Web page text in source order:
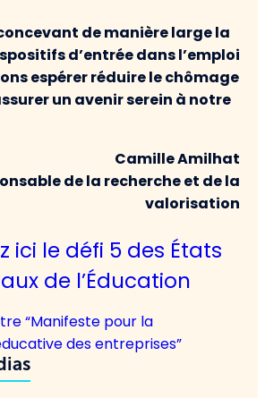
de manière large la
d’entrée dans l’emploi
espérer réduire le chômage
un avenir serein à notre
Camille Amilhat
de la recherche et de la
valorisation
ici le défi 5 des États
de l’Éducation
“Manifeste pour la
des entreprises”